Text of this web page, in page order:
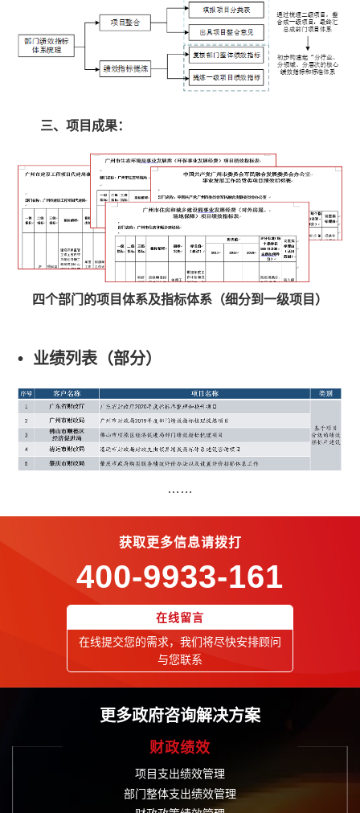
三、项目成果：
四个部门的项目体系及指标体系（细分到一级项目）
• 业绩列表（部分）
……
获取更多信息请拨打
400-9933-161
在线留言
在线提交您的需求，我们将尽快安排顾问
与您联系
更多政府咨询解决方案
财政绩效
项目支出绩效管理
部门整体支出绩效管理